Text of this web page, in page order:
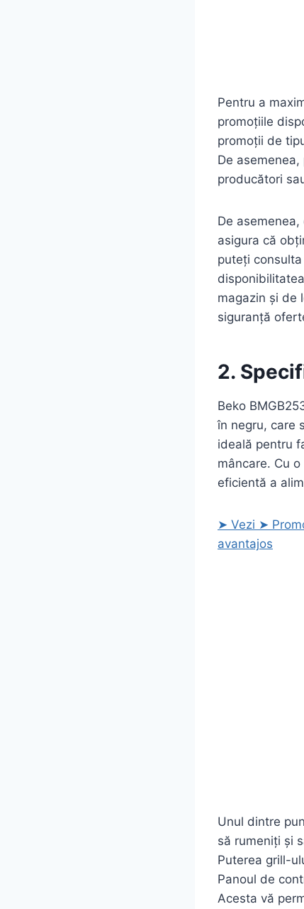
Pentru a
promoțiile
promoții de
De
producători
De
asigura că
puteți
magazin și de
siguranță
2.
Beko
în negru, care
ideală pentru
mâncare. Cu
eficientă a
➤ Vezi ➤
avantajos
Unul dintre
să rumeniți și
Puterea grill-
Panoul de
Acesta vă